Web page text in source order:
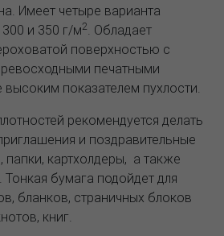
Имеет четыре варианта
300 и 350 г/м2. Обладает
поверхностью с
печатными
показателем пухлости.
рекомендуется делать
и поздравительные
папки, картхолдеры, а также
Тонкая бумага подойдет для
бланков, страничных блоков
книг.